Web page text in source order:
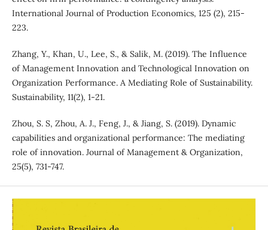
International Journal of Production Economics, 125 (2), 215-
223.
Zhang, Y., Khan, U., Lee, S., & Salik, M. (2019). The Influence
of Management Innovation and Technological Innovation on
Organization Performance. A Mediating Role of Sustainability.
Sustainability, 11(2), 1-21.
Zhou, S. S, Zhou, A. J., Feng, J., & Jiang, S. (2019). Dynamic
capabilities and organizational performance: The mediating
role of innovation. Journal of Management & Organization,
25(5), 731-747.